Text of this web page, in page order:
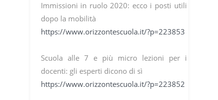
Immissioni in ruolo 2020: ecco i posti utili
dopo la mobilità
https://www.orizzontescuola.it/?p=223853
Scuola alle 7 e più micro lezioni per i
docenti: gli esperti dicono di sì
https://www.orizzontescuola.it/?p=223852